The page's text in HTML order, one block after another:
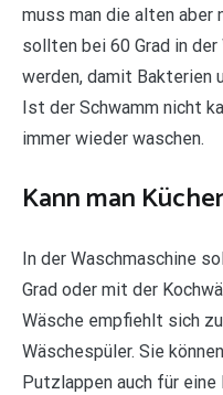
muss man die alten aber
sollten bei 60 Grad in
werden, damit Bakterien
Ist der Schwamm nicht
immer wieder waschen.
Kann man
In der Waschmaschine
Grad oder mit der
Wäsche empfiehlt sich
Wäschespüler. Sie
Putzlappen auch für